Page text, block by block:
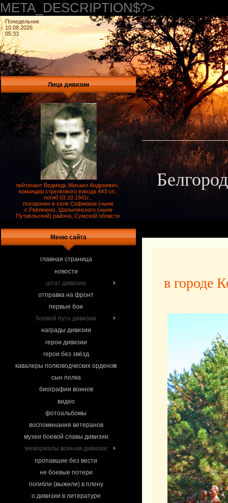
META_DESCRIPTION$?>
Понедельник
10.08.2026
05:33
Лица дивизии
лейтенант Ведмедь Михаил Андреевич,
командир стрелкового взвода 443 сп,
погиб 03.10.1941г.,
похоронен в селе Софиевка (ныне
с.Ревякино), Шалыгинского (ныне
Путивльский) района, Сумской области.
Меню сайта
главная страница
новости
штат дивизии
отправка на фронт
первые бои
боевой путь дивизии
награды дивизии
герои дивизии
герои без звёзд
кавалеры полководческих орденов
сын полка
биографии воинов
видео
фотоальбомы
воспоминания ветеранов
музеи боевой славы дивизии
мемориалы воинам дивизии
пропавшие без вести
не боевые потери
погибли (выжили) в плену
о дивизии в литературе
в городе